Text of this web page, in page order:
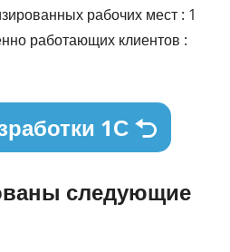
рабочих мест : 1
работающих клиентов :
1С
следующие